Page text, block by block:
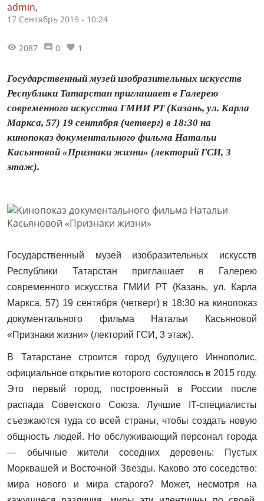
admin,
17 Сентябрь 2019 - 10:24
2087 0 1
Государственный музей изобразительных искусств
Республики Татарстан приглашает в Галерею
современного искусства ГМИИ РТ (Казань, ул. Карла
Маркса, 57) 19 сентября (четверг) в 18:30 на
кинопоказ документального фильма Натальи
Касьяновой «Признаки жизни» (лекторий ГСИ, 3
этаж).
Государственный музей изобразительных искусств
Республики Татарстан приглашает в Галерею
современного искусства ГМИИ РТ (Казань, ул. Карла
Маркса, 57) 19 сентября (четверг) в 18:30 на кинопоказ
документального фильма Натальи Касьяновой
«Признаки жизни» (лекторий ГСИ, 3 этаж).
В Татарстане строится город будущего Иннополис,
официальное открытие которого состоялось в 2015 году.
Это первый город, построенный в России после
распада Советского Союза. Лучшие IT-специалисты
съезжаются туда со всей страны, чтобы создать новую
общность людей. Но обслуживающий персонал города
— обычные жители соседних деревень: Пустых
Морквашей и Восточной Звезды. Каково это соседство:
мира нового и мира старого? Может, несмотря на